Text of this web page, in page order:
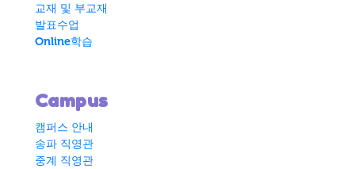
교재 및 부교재
발표수업
Online학습
Campus
캠퍼스 안내
송파 직영관
중계 직영관